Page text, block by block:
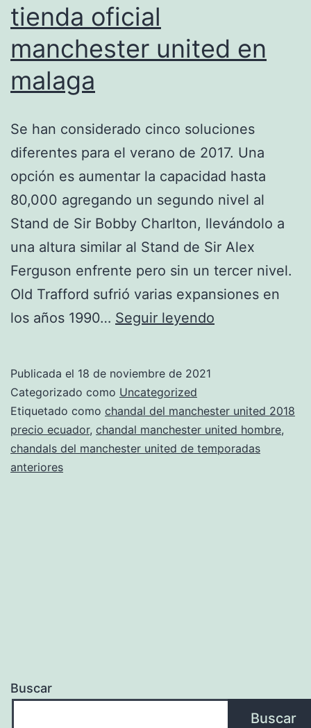
tienda oficial
manchester united en
malaga
Se han considerado cinco soluciones
diferentes para el verano de 2017. Una
opción es aumentar la capacidad hasta
80,000 agregando un segundo nivel al
Stand de Sir Bobby Charlton, llevándolo a
una altura similar al Stand de Sir Alex
Ferguson enfrente pero sin un tercer nivel.
Old Trafford sufrió varias expansiones en
los años 1990… Seguir leyendo
en
malaga
Publicada el 18 de noviembre de 2021
Categorizado como Uncategorized
Etiquetado como chandal del manchester united 2018
precio ecuador, chandal manchester united hombre,
chandals del manchester united de temporadas
anteriores
Buscar
Buscar